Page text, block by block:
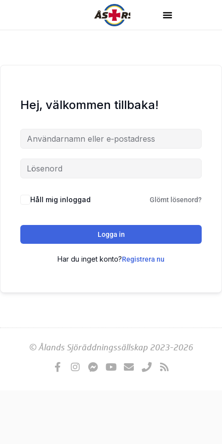
Hej, välkommen tillbaka!
Håll mig inloggad Glömt lösenord?
Logga in
Har du inget konto?Registrera nu
© Ålands Sjöräddningssällskap 2023-2026